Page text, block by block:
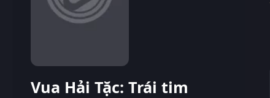
Vua Hải Tặc: Trái tim